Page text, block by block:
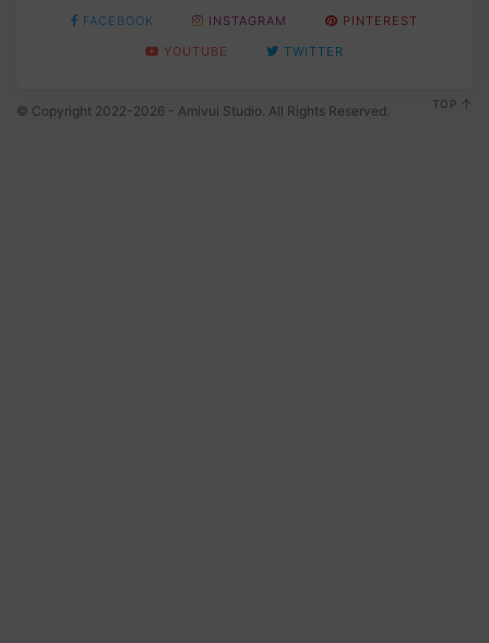
FACEBOOK INSTAGRAM
PINTEREST
YOUTUBE
TWITTER
© Copyright 2022-2026 - Amivui Studio. All Rights Reserved. TOP